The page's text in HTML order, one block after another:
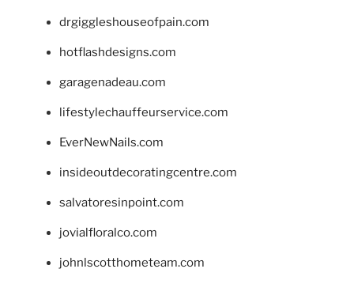
drgiggleshouseofpain.com
hotflashdesigns.com
garagenadeau.com
lifestylechauffeurservice.com
EverNewNails.com
insideoutdecoratingcentre.com
salvatoresinpoint.com
jovialfloralco.com
johnlscotthometeam.com